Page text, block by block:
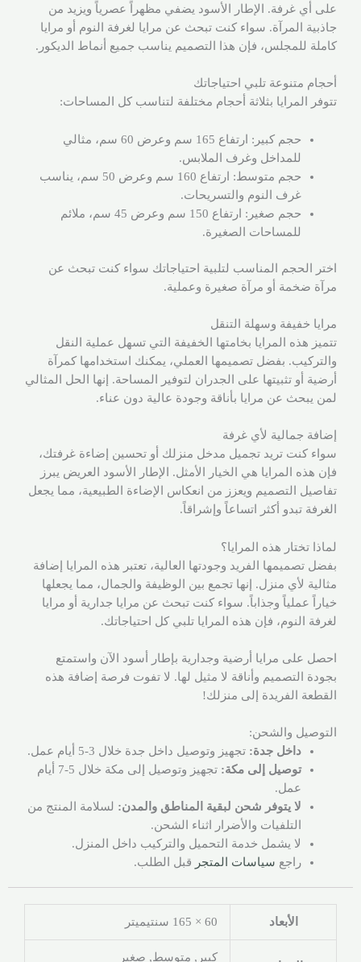
على أي غرفة. الإطار الأسود يضفي مظهراً عصرياً ويزيد من
جاذبية المرآة. سواء كنت تبحث عن مرايا لغرفة النوم أو مرايا
كاملة للمجلس، فإن هذا التصميم يناسب جميع أنماط الديكور.
أحجام متنوعة تلبي احتياجاتك
تتوفر المرايا بثلاثة أحجام مختلفة لتناسب كل المساحات:
حجم كبير: ارتفاع 165 سم وعرض 60 سم، مثالي
للمداخل وغرف الملابس.
حجم متوسط: ارتفاع 160 سم وعرض 50 سم، يناسب
غرف النوم والتسريحات.
حجم صغير: ارتفاع 150 سم وعرض 45 سم، ملائم
للمساحات الصغيرة.
اختر الحجم المناسب لتلبية احتياجاتك سواء كنت تبحث عن
مرآة ضخمة أو مرآة صغيرة وعملية.
مرايا خفيفة وسهلة التنقل
تتميز هذه المرايا بخامتها الخفيفة التي تسهل عملية النقل
والتركيب. بفضل تصميمها العملي، يمكنك استخدامها كمرآة
أرضية أو تثبيتها على الجدران لتوفير المساحة. إنها الحل المثالي
لمن يبحث عن مرايا بأناقة وجودة عالية دون عناء.
إضافة جمالية لأي غرفة
سواء كنت تريد تجميل مدخل منزلك أو تحسين إضاءة غرفتك،
فإن هذه المرايا هي الخيار الأمثل. الإطار الأسود العريض يبرز
تفاصيل التصميم ويعزز من انعكاس الإضاءة الطبيعية، مما يجعل
الغرفة تبدو أكثر اتساعاً وإشراقاً.
لماذا تختار هذه المرايا؟
بفضل تصميمها الفريد وجودتها العالية، تعتبر هذه المرايا إضافة
مثالية لأي منزل. إنها تجمع بين الوظيفة والجمال، مما يجعلها
خياراً عملياً وجذاباً. سواء كنت تبحث عن مرايا جدارية أو مرايا
لغرفة النوم، فإن هذه المرايا تلبي كل احتياجاتك.
احصل على مرايا أرضية وجدارية بإطار أسود الآن واستمتع
بجودة التصميم وأناقة لا مثيل لها. لا تفوت فرصة إضافة هذه
القطعة الفريدة إلى منزلك!
التوصيل والشحن:
داخل جدة: تجهيز وتوصيل داخل جدة خلال 3-5 أيام عمل.
توصيل إلى مكة:
تجهيز وتوصيل إلى مكة خلال 5-7 أيام
عمل.
لا يتوفر شحن لبقية المناطق والمدن: لسلامة المنتج من
التلفيات والأضرار اثناء الشحن.
لا يشمل خدمة التحميل والتركيب داخل المنزل.
راجع سياسات المتجر قبل الطلب.
الأبعاد 60 × 165 سنتيميتر
كبير, متوسط, صغير